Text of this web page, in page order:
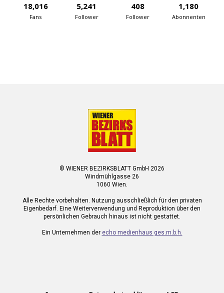
18,016
Fans
5,241
Follower
408
Follower
1,180
Abonnenten
© WIENER BEZIRKSBLATT GmbH 2026
Windmühlgasse 26
1060 Wien.
Alle Rechte vorbehalten. Nutzung ausschließlich für den privaten
Eigenbedarf. Eine Weiterverwendung und Reproduktion über den
persönlichen Gebrauch hinaus ist nicht gestattet.
Ein Unternehmen der echo medienhaus ges.m.b.h.